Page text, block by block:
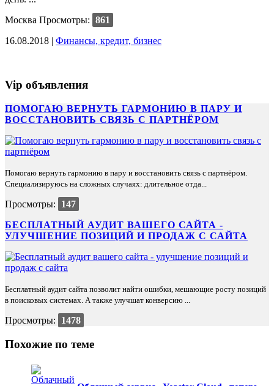
Москва Просмотры: 861
16.08.2018 | Финансы, кредит, бизнес
Vip объявления
ПОМОГАЮ ВЕРНУТЬ ГАРМОНИЮ В ПАРУ И
ВОССТАНОВИТЬ СВЯЗЬ С ПАРТНЁРОМ
Помогаю вернуть гармонию в пару и восстановить связь с партнёром.
Специализируюсь на сложных случаях: длительное отда...
Просмотры:
147
БЕСПЛАТНЫЙ АУДИТ ВАШЕГО САЙТА -
УЛУЧШЕНИЕ ПОЗИЦИЙ И ПРОДАЖ С САЙТА
Бесплатный аудит сайта позволит найти ошибки, мешающие росту позиций
в поисковых системах. А также улучшат конверсию ...
Просмотры: 1478
Похожие по теме